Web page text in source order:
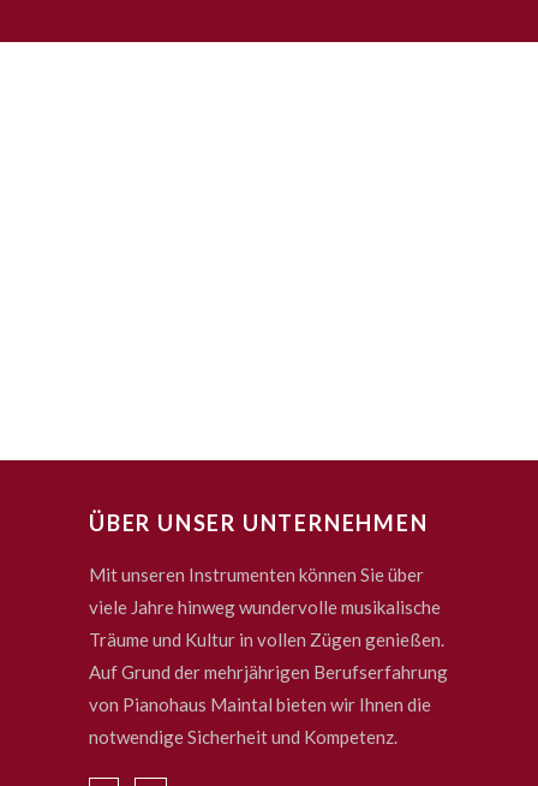
ÜBER UNSER UNTERNEHMEN
Mit unseren Instrumenten können Sie über
viele Jahre hinweg wundervolle musikalische
Träume und Kultur in vollen Zügen genießen.
Auf Grund der mehrjährigen Berufserfahrung
von Pianohaus Maintal bieten wir Ihnen die
notwendige Sicherheit und Kompetenz.